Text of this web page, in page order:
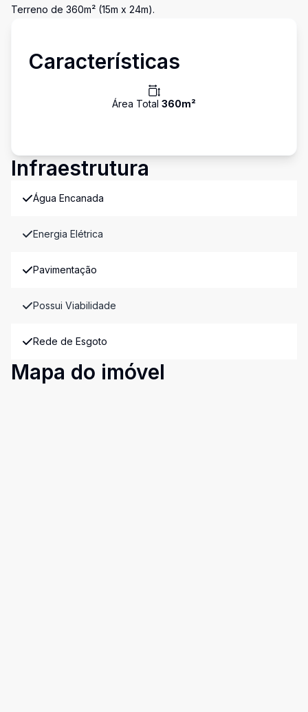
Terreno de 360m² (15m x 24m).
Características
Área Total 360m²
Infraestrutura
Água Encanada
Energia Elétrica
Pavimentação
Possui Viabilidade
Rede de Esgoto
Mapa do imóvel